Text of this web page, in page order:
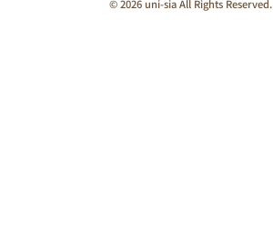
© 2026 uni-sia All Rights Reserved.